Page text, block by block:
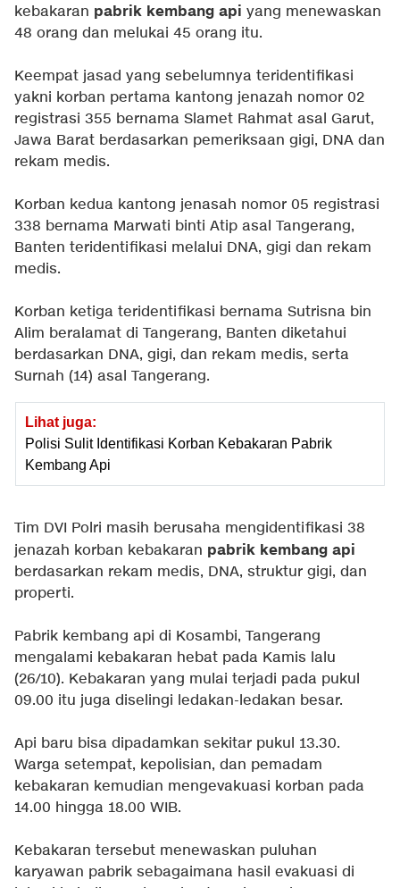
kebakaran pabrik kembang api yang menewaskan
48 orang dan melukai 45 orang itu.
Keempat jasad yang sebelumnya teridentifikasi
yakni korban pertama kantong jenazah nomor 02
registrasi 355 bernama Slamet Rahmat asal Garut,
Jawa Barat berdasarkan pemeriksaan gigi, DNA dan
rekam medis.
Korban kedua kantong jenasah nomor 05 registrasi
338 bernama Marwati binti Atip asal Tangerang,
Banten teridentifikasi melalui DNA, gigi dan rekam
medis.
Korban ketiga teridentifikasi bernama Sutrisna bin
Alim beralamat di Tangerang, Banten diketahui
berdasarkan DNA, gigi, dan rekam medis, serta
Surnah (14) asal Tangerang.
Lihat juga:
Polisi Sulit Identifikasi Korban Kebakaran Pabrik
Kembang Api
Tim DVI Polri masih berusaha mengidentifikasi 38
jenazah korban kebakaran pabrik kembang api
berdasarkan rekam medis, DNA, struktur gigi, dan
properti.
Pabrik kembang api di Kosambi, Tangerang
mengalami kebakaran hebat pada Kamis lalu
(26/10). Kebakaran yang mulai terjadi pada pukul
09.00 itu juga diselingi ledakan-ledakan besar.
Api baru bisa dipadamkan sekitar pukul 13.30.
Warga setempat, kepolisian, dan pemadam
kebakaran kemudian mengevakuasi korban pada
14.00 hingga 18.00 WIB.
Kebakaran tersebut menewaskan puluhan
karyawan pabrik sebagaimana hasil evakuasi di